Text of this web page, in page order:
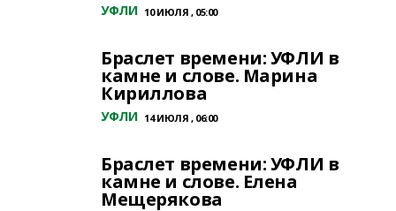
УФЛИ 10 ИЮЛЯ , 05:00
Браслет времени: УФЛИ в
камне и слове. Марина
Кириллова
УФЛИ 14 ИЮЛЯ , 06:00
Браслет времени: УФЛИ в
камне и слове. Елена
Мещерякова